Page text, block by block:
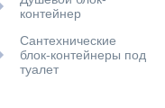
контейнер
Сантехнические
блок-контейнеры под
туалет